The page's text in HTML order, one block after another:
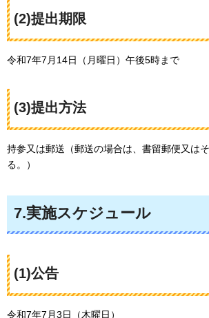
(2)提出期限
令和7年7月14日（月曜日）午後5時まで
(3)提出方法
持参又は郵送（郵送の場合は、書留郵便又は
る。）
7.実施スケジュール
(1)公告
令和7年7月3日（木曜日）